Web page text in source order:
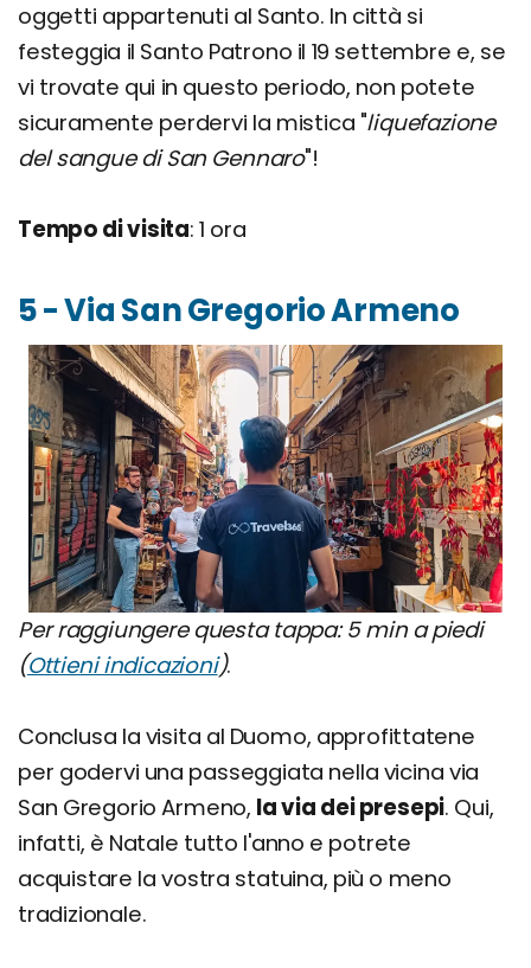
oggetti appartenuti al Santo. In città si
festeggia il Santo Patrono il 19 settembre e, se
vi trovate qui in questo periodo, non potete
sicuramente perdervi la mistica "liquefazione
del sangue di San Gennaro"!
Tempo di visita: 1 ora
5 - Via San Gregorio Armeno
Per raggiungere questa tappa: 5 min a piedi
(Ottieni indicazioni).
Conclusa la visita al Duomo, approfittatene
per godervi una passeggiata nella vicina via
San Gregorio Armeno, la via dei presepi. Qui,
infatti, è Natale tutto l'anno e potrete
acquistare la vostra statuina, più o meno
tradizionale.